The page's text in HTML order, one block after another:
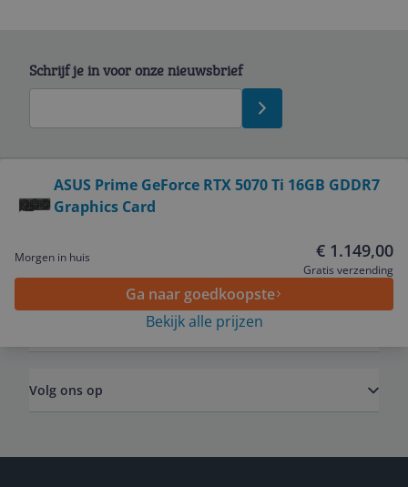
ASUS Prime GeForce RTX 5070 Ti 16GB GDDR7
Graphics Card
Morgen in huis € 1.149,00
Gratis verzending
Ga naar goedkoopste
Bekijk alle prijzen
Schrijf je in voor onze nieuwsbrief
Service
Algemeen
Volg ons op